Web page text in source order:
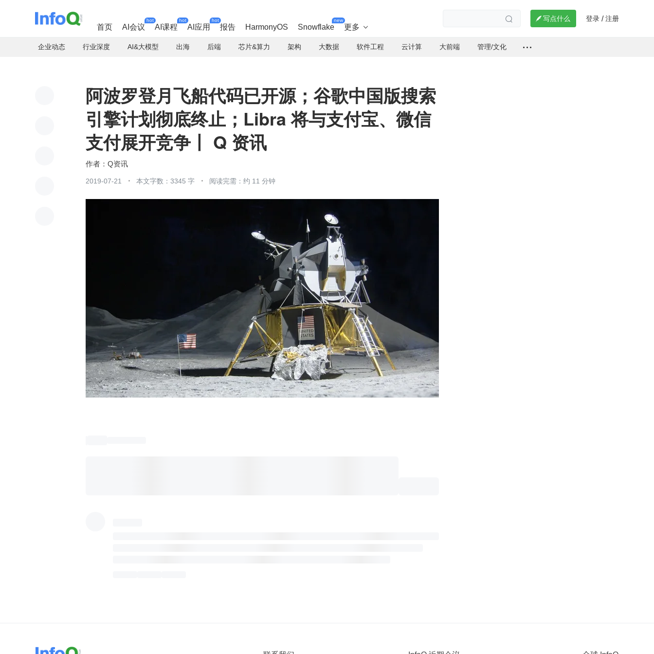
首页 AI会议
hot
AI课程
hot
AI应用
hot
报告 HarmonyOS Snowflake
new
更多 
  写点什么 登录 / 注册
企业动态 行业深度 AI&大模型 出海 后端 芯片&算力 架构 大数据 软件工程 云计算 大前端 管理/文化
阿波罗登月飞船代码已开源；谷歌中国版搜索
引擎计划彻底终止；Libra 将与支付宝、微信
支付展开竞争丨 Q 资讯
Q资讯
2019-07-21 本文字数：3345 字 阅读完需：约 11 分钟